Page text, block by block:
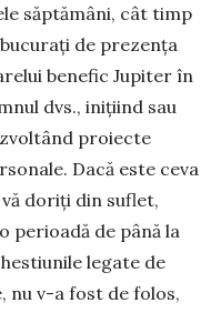
săptămâni, cât timp
de prezența
bene­fic Jupiter în
dvs., inițiind sau
proiecte
Dacă este ceva
vă doriți din suflet,
perioadă de până la
legate de
nu v-a fost de folos,